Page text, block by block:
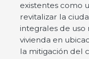
existentes como
revitalizar la
integrales de
vivienda en
la mitigación del